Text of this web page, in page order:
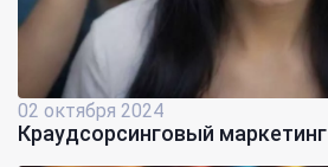
02 октября 2024
Краудсорсинговый маркетинг